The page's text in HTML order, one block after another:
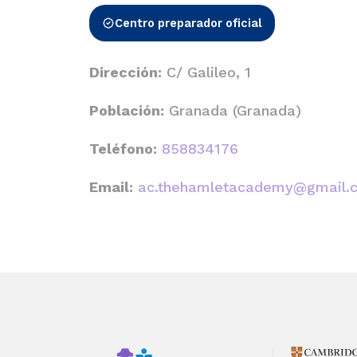
Centro preparador oficial
Dirección: C/ Galileo, 1
Población: Granada (Granada)
Teléfono: 858834176
Email: